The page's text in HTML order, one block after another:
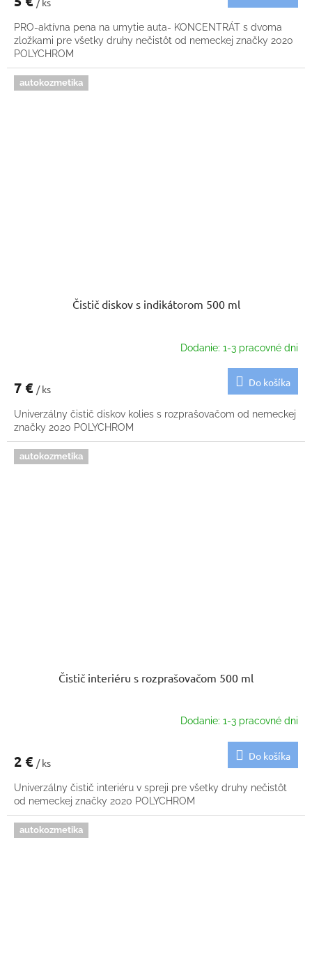
PRO-aktívna pena na umytie auta- KONCENTRÁT s dvoma
zložkami pre všetky druhy nečistôt od nemeckej značky 2020
POLYCHROM
autokozmetika
Čistič diskov s indikátorom 500 ml
Dodanie: 1-3 pracovné dni
7 € / ks
Do košíka
Univerzálny čistič diskov kolies s rozprašovačom od nemeckej
značky 2020 POLYCHROM
autokozmetika
Čistič interiéru s rozprašovačom 500 ml
Dodanie: 1-3 pracovné dni
2 € / ks
Do košíka
Univerzálny čistič interiéru v spreji pre všetky druhy nečistôt
od nemeckej značky 2020 POLYCHROM
autokozmetika